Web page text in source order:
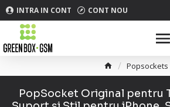
INTRA IN CONT CONT NOU
Popsockets
PopSocket Original pentru